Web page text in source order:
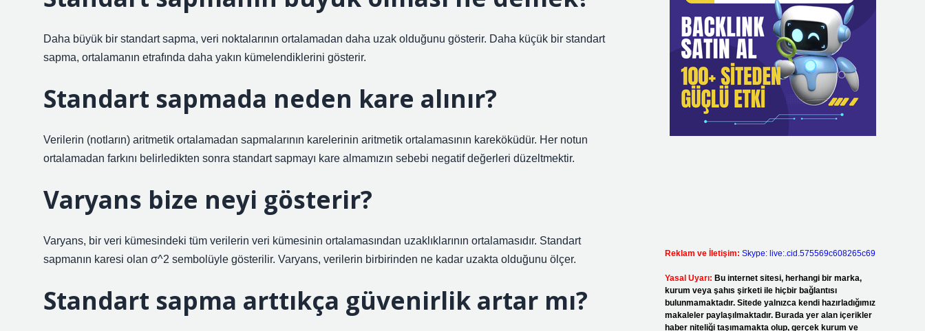
Daha büyük bir standart sapma, veri noktalarının ortalamadan daha uzak olduğunu gösterir. Daha küçük bir standart
sapma, ortalamanın etrafında daha yakın kümelendiklerini gösterir.
Standart sapmada neden kare alınır?
Verilerin (notların) aritmetik ortalamadan sapmalarının karelerinin aritmetik ortalamasının kareköküdür. Her notun
ortalamadan farkını belirledikten sonra standart sapmayı kare almamızın sebebi negatif değerleri düzeltmektir.
Varyans bize neyi gösterir?
Varyans, bir veri kümesindeki tüm verilerin veri kümesinin ortalamasından uzaklıklarının ortalamasıdır. Standart
sapmanın karesi olan σ^2 sembolüyle gösterilir. Varyans, verilerin birbirinden ne kadar uzakta olduğunu ölçer.
Standart sapma arttıkça güvenirlik artar mı?
Reklam ve İletişim: Skype: live:.cid.575569c608265c69
Yasal Uyarı: Bu internet sitesi, herhangi bir marka,
kurum veya şahıs şirketi ile hiçbir bağlantısı
bulunmamaktadır. Sitede yalnızca kendi hazırladığımız
makaleler paylaşılmaktadır. Burada yer alan içerikler
haber niteliği taşımamakta olup, gerçek kurum ve